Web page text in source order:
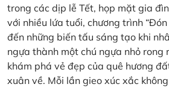
trong các dịp lễ Tết, họp mặt gia
với nhiều lứa tuổi, chương trình
đến những biến tấu sáng tạo khi
ngựa thành một chú ngựa nhỏ rong
khám phá vẻ đẹp của quê hương
xuân về. Mỗi lần gieo xúc xắc